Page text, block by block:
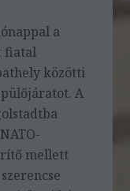
a
fiatal
közötti
A
mellett